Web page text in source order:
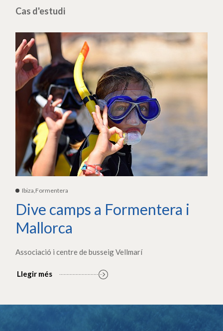
Cas d'estudi
Ibiza,Formentera
Dive camps a Formentera i
Mallorca
Associació i centre de busseig Vellmarí
Llegir més